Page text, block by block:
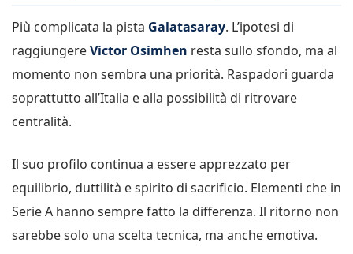
Più complicata la pista Galatasaray. L’ipotesi di
raggiungereVictor Osimhen resta sullo sfondo, ma al
momento non sembra una priorità. Raspadori guarda
soprattutto all’Italia e alla possibilità di ritrovare
centralità.
Il suo profilo continua a essere apprezzato per
equilibrio, duttilità e spirito di sacrificio. Elementi che in
Serie A hanno sempre fatto la differenza. Il ritorno non
sarebbe solo una scelta tecnica, ma anche emotiva.